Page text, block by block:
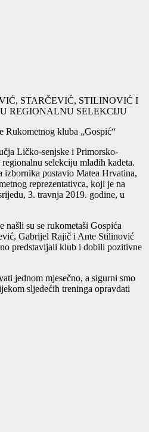
STARČEVIĆ, STILINOVIĆ I
REGIONALNU SELEKCIJU
Rukometnog kluba „Gospić“
Ličko-senjske i Primorsko-
selekciju mlađih kadeta.
izbornika postavio Matea Hrvatina,
reprezentativca, koji je na
3. travnja 2019. godine, u
su se rukometaši Gospića
Gabrijel Rajič i Ante Stilinović
predstavljali klub i dobili pozitivne
jednom mjesečno, a sigurni smo
sljedećih treninga opravdati